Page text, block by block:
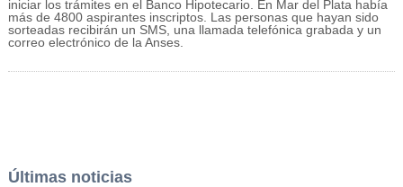
iniciar los trámites en el Banco Hipotecario. En Mar del Plata había
más de 4800 aspirantes inscriptos. Las personas que hayan sido
sorteadas recibirán un SMS, una llamada telefónica grabada y un
correo electrónico de la Anses.
Últimas noticias